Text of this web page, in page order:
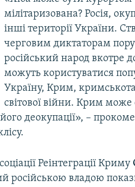
мілітаризована? Росія,
інші території України.
черговим диктаторам
російський народ вкотре
можуть користуватися
Україну, Крим,
світової війни. Крим
його деокупації», –
Реінтеграції Криму
російською владою